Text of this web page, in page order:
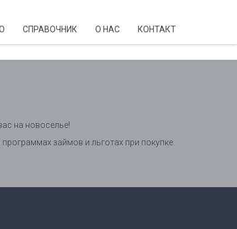
CПРАВОЧНИК О НАС КОНТАКТ
на новоселье!
займов и льготах при покупке.